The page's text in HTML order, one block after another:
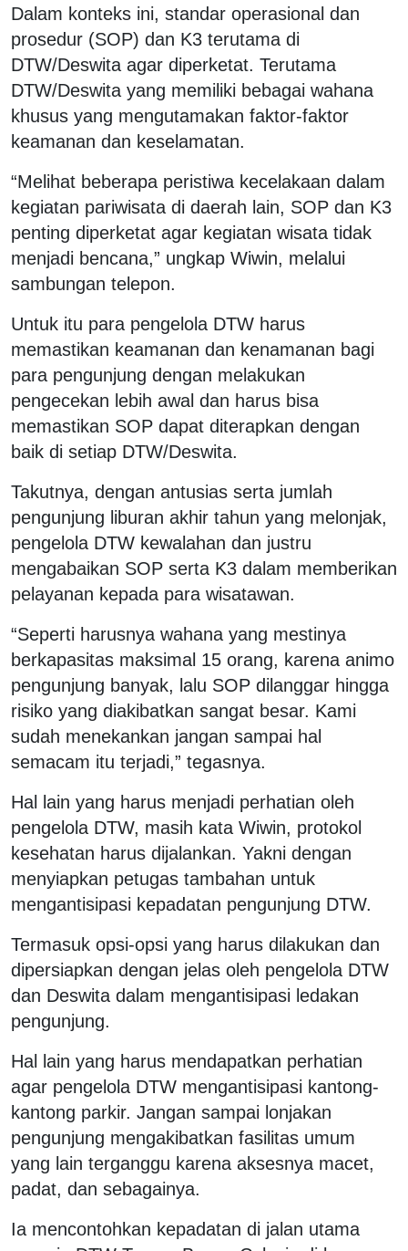
Dalam konteks ini, standar operasional dan
prosedur (SOP) dan K3 terutama di
DTW/Deswita agar diperketat. Terutama
DTW/Deswita yang memiliki bebagai wahana
khusus yang mengutamakan faktor-faktor
keamanan dan keselamatan.
“Melihat beberapa peristiwa kecelakaan dalam
kegiatan pariwisata di daerah lain, SOP dan K3
penting diperketat agar kegiatan wisata tidak
menjadi bencana,” ungkap Wiwin, melalui
sambungan telepon.
Untuk itu para pengelola DTW harus
memastikan keamanan dan kenamanan bagi
para pengunjung dengan melakukan
pengecekan lebih awal dan harus bisa
memastikan SOP dapat diterapkan dengan
baik di setiap DTW/Deswita.
Takutnya, dengan antusias serta jumlah
pengunjung liburan akhir tahun yang melonjak,
pengelola DTW kewalahan dan justru
mengabaikan SOP serta K3 dalam memberikan
pelayanan kepada para wisatawan.
“Seperti harusnya wahana yang mestinya
berkapasitas maksimal 15 orang, karena animo
pengunjung banyak, lalu SOP dilanggar hingga
risiko yang diakibatkan sangat besar. Kami
sudah menekankan jangan sampai hal
semacam itu terjadi,” tegasnya.
Hal lain yang harus menjadi perhatian oleh
pengelola DTW, masih kata Wiwin, protokol
kesehatan harus dijalankan. Yakni dengan
menyiapkan petugas tambahan untuk
mengantisipasi kepadatan pengunjung DTW.
Termasuk opsi-opsi yang harus dilakukan dan
dipersiapkan dengan jelas oleh pengelola DTW
dan Deswita dalam mengantisipasi ledakan
pengunjung.
Hal lain yang harus mendapatkan perhatian
agar pengelola DTW mengantisipasi kantong-
kantong parkir. Jangan sampai lonjakan
pengunjung mengakibatkan fasilitas umum
yang lain terganggu karena aksesnya macet,
padat, dan sebagainya.
Ia mencontohkan kepadatan di jalan utama